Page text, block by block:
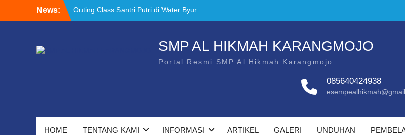
News:
Outing Class Santri Putri di Water Byur
Ponjong
Tahfidz di SMP Al Hikmah Karangmojo
INFORMASI UMUM – PENDAFTARANSMP AL HIKMAH KARANGMOJO
Portal Resmi SMP Al Hikmah Karangmojo
085640424938
HOME TENTANG KAMI INFORMASI ARTIKEL GALERI UNDUHAN